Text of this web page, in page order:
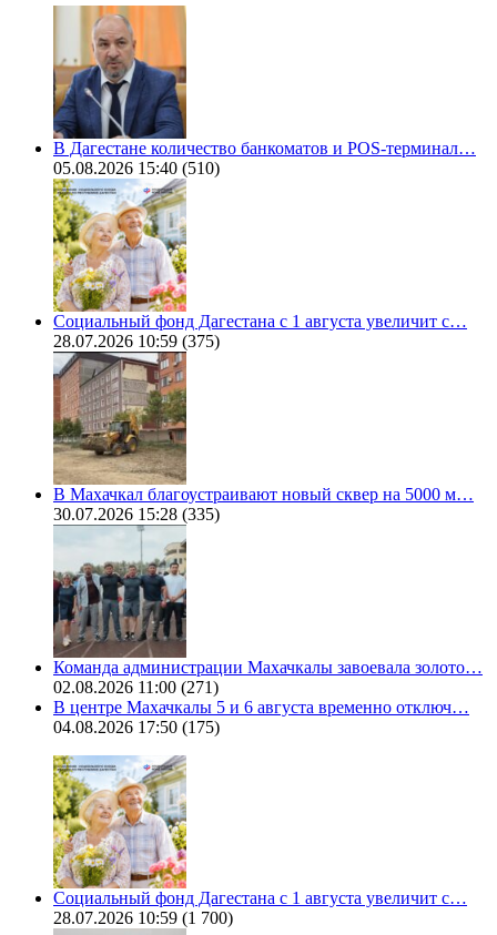
В Дагестане количество банкоматов и POS-терминал…
05.08.2026 15:40 (510)
Социальный фонд Дагестана с 1 августа увеличит с…
28.07.2026 10:59 (375)
В Махачкал благоустраивают новый сквер на 5000 м…
30.07.2026 15:28 (335)
Команда администрации Махачкалы завоевала золото…
02.08.2026 11:00 (271)
В центре Махачкалы 5 и 6 августа временно отключ…
04.08.2026 17:50 (175)
Социальный фонд Дагестана с 1 августа увеличит с…
28.07.2026 10:59 (1 700)